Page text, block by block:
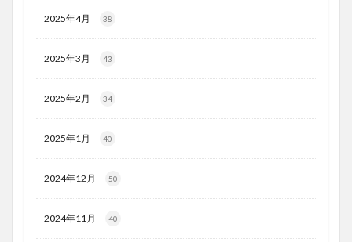
2025年4月 38
2025年3月 43
2025年2月 34
2025年1月 40
2024年12月 50
2024年11月 40